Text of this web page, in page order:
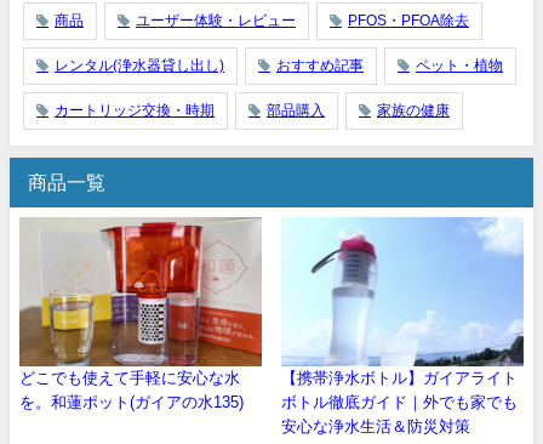
商品 ユーザー体験・レビュー PFOS・PFOA除去
レンタル(浄水器貸し出し) おすすめ記事 ペット・植物
カートリッジ交換・時期 部品購入 家族の健康
商品一覧
どこでも使えて手軽に安心な水
を。和蓮ポット(ガイアの水135)
【携帯浄水ボトル】ガイアライト
ボトル徹底ガイド｜外でも家でも
安心な浄水生活＆防災対策